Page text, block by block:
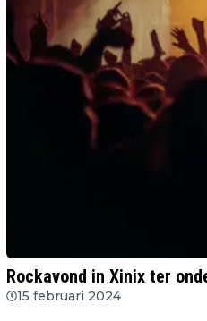
Rockavond in Xinix ter
15 februari 2024